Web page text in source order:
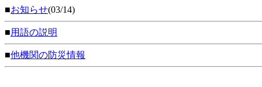
■お知らせ(03/14)
■用語の説明
■他機関の防災情報